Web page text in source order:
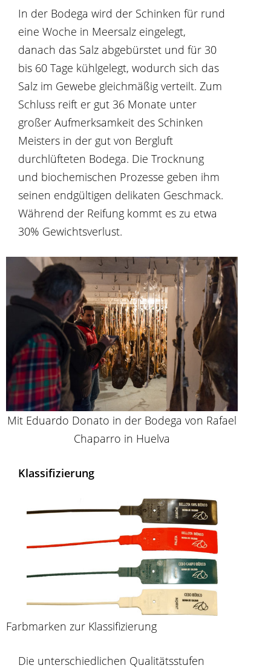
In der Bodega wird der Schinken für rund
eine Woche in Meersalz eingelegt,
danach das Salz abgebürstet und für 30
bis 60 Tage kühlgelegt, wodurch sich das
Salz im Gewebe gleichmäßig verteilt. Zum
Schluss reift er gut 36 Monate unter
großer Aufmerksamkeit des Schinken
Meisters in der gut von Bergluft
durchlüfteten Bodega. Die Trocknung
und biochemischen Prozesse geben ihm
seinen endgültigen delikaten Geschmack.
Während der Reifung kommt es zu etwa
30% Gewichtsverlust.
Mit Eduardo Donato in der Bodega von Rafael
Chaparro in Huelva
Klassifizierung
Farbmarken zur Klassifizierung
Die unterschiedlichen Qualitätsstufen